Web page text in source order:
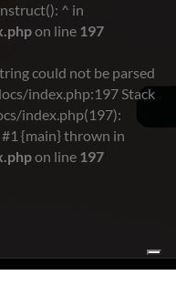
^ in
on line 197
could not be parsed
index.php:197 Stack
index.php(197):
{main} thrown in
on line 197